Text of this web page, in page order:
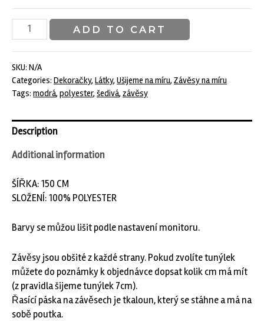
Dekorační
slabší
v
barvě
šedomodré
ADD TO CART
SKU: N/A
Categories: Dekoračky, Látky, Ušijeme na míru, Závěsy na míru
Tags: modrá, polyester, šedivá, závěsy
Description
Additional information
ŠÍŘKA: 150 CM
SLOŽENÍ: 100% POLYESTER
Barvy se můžou lišit podle nastavení monitoru.
Závěsy jsou obšité z každé strany. Pokud zvolíte tunýlek
můžete do poznámky k objednávce dopsat kolik cm má mít
(z pravidla šijeme tunýlek 7cm).
Řasící páska na závěsech je tkaloun, který se stáhne a má na
sobě poutka.